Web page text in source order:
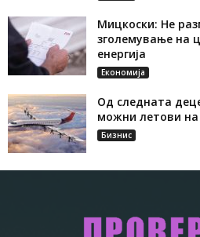
Мицкоски: Не
зголемување на
енергија
Економија
Од следната
можни летови
Бизнис